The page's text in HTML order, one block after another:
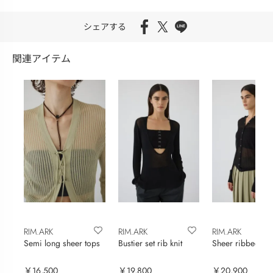
シェアする
関連アイテム
RIM.ARK
Semi long sheer tops
￥16,500
RIM.ARK
Bustier set rib knit
￥19,800
RIM.ARK
Sheer ribbed
￥20,900